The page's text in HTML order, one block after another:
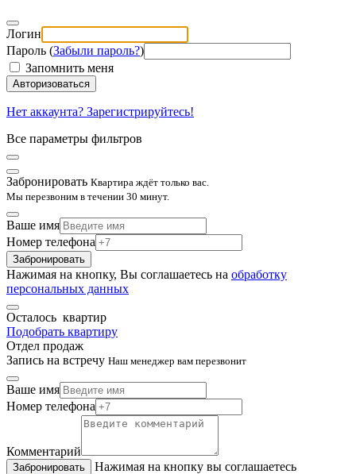
Логин
Пароль (Забыли пароль?)
Запомнить меня
Авторизоваться
Нет аккаунта? Зарегистрируйтесь!
Все параметры фильтров
Забронировать Квартира ждёт только вас.
Мы перезвоним в течении 30 минут.
Ваше имя
Номер телефона
Забронировать
Нажимая на кнопку, Вы соглашаетесь на обработку
персональных данных
Осталось квартир
Подобрать квартиру
Отдел продаж
Запись на встречу Наш менеджер вам перезвонит
Ваше имя
Номер телефона
Комментарий
Забронировать
Нажимая на кнопку вы соглашаетесь